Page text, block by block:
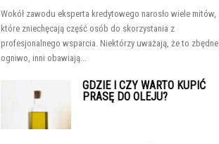
Wokół zawodu eksperta kredytowego narosło wiele mitów,
które zniechęcają część osób do skorzystania z
profesjonalnego wsparcia. Niektórzy uważają, że to zbędne
ogniwo, inni obawiają...
GDZIE I CZY WARTO KUPIĆ
PRASĘ DO OLEJU?